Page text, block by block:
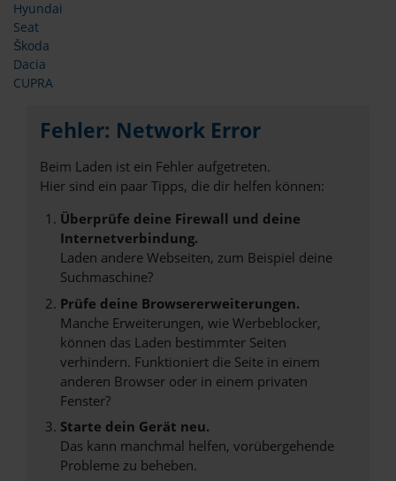
Hyundai
Seat
Škoda
Dacia
CUPRA
Fehler: Network Error
Beim Laden ist ein Fehler aufgetreten.
Hier sind ein paar Tipps, die dir helfen können:
Überprüfe deine Firewall und deine
Internetverbindung.
Laden andere Webseiten, zum Beispiel deine
Suchmaschine?
Prüfe deine Browsererweiterungen.
Manche Erweiterungen, wie Werbeblocker,
können das Laden bestimmter Seiten
verhindern. Funktioniert die Seite in einem
anderen Browser oder in einem privaten
Fenster?
Starte dein Gerät neu.
Das kann manchmal helfen, vorübergehende
Probleme zu beheben.